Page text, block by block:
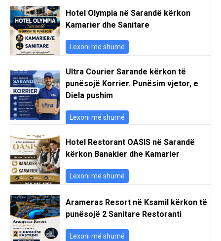
Hotel Olympia në Sarandë kërkon
Kamarier dhe Sanitare
Lexoni më shumë
Ultra Courier Sarande kërkon të
punësojë Korrier. Punësim vjetor, e
Diela pushim
Lexoni më shumë
Hotel Restorant OASIS në Sarandë
kërkon Banakier dhe Kamarier
Lexoni më shumë
Arameras Resort në Ksamil kërkon të
punësojë 2 Sanitare Restoranti
Lexoni më shumë